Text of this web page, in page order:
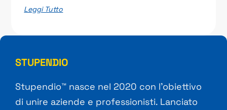
Leggi Tutto
STUPENDIO
Stupendio™ nasce nel 2020 con l’obiettivo
di unire aziende e professionisti. Lanciato